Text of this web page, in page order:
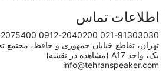
اطلاعات تماس
021-91303030
0912-2040200
تهران، تقاطع خیابان جمهوری و حافظ، مجتمع
یک، واحد A17
(مشاهده در نقشه)
info@tehranspeaker.com